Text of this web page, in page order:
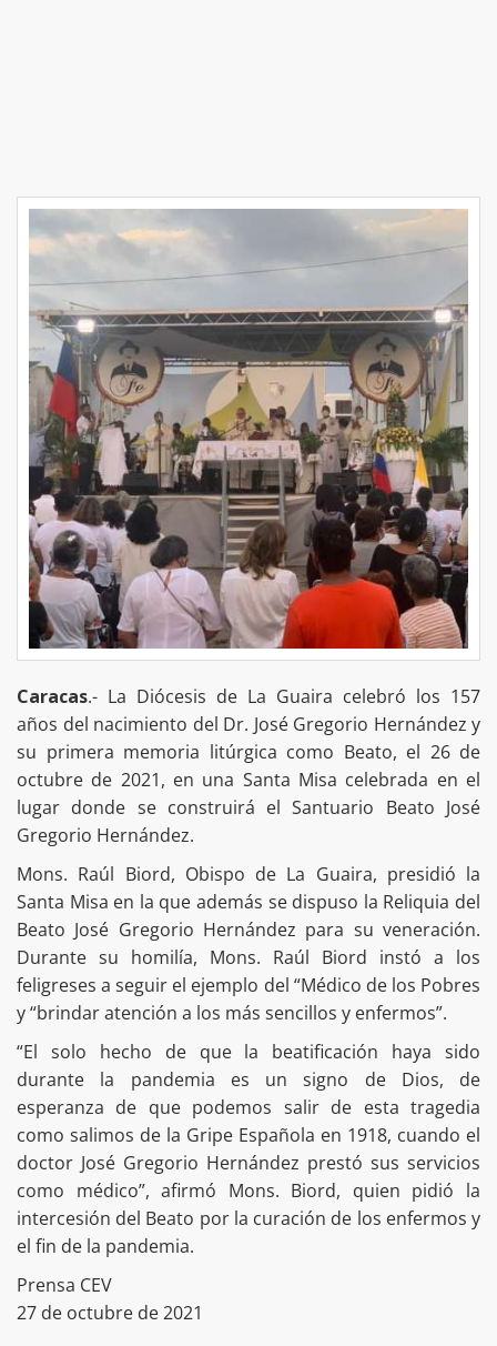
Caracas.- La Diócesis de La Guaira celebró los 157
años del nacimiento del Dr. José Gregorio Hernández y
su primera memoria litúrgica como Beato, el 26 de
octubre de 2021, en una Santa Misa celebrada en el
lugar donde se construirá el Santuario Beato José
Gregorio Hernández.
Mons. Raúl Biord, Obispo de La Guaira, presidió la
Santa Misa en la que además se dispuso la Reliquia del
Beato José Gregorio Hernández para su veneración.
Durante su homilía, Mons. Raúl Biord instó a los
feligreses a seguir el ejemplo del “Médico de los Pobres
y “brindar atención a los más sencillos y enfermos”.
“El solo hecho de que la beatificación haya sido
durante la pandemia es un signo de Dios, de
esperanza de que podemos salir de esta tragedia
como salimos de la Gripe Española en 1918, cuando el
doctor José Gregorio Hernández prestó sus servicios
como médico”, afirmó Mons. Biord, quien pidió la
intercesión del Beato por la curación de los enfermos y
el fin de la pandemia.
Prensa CEV
27 de octubre de 2021